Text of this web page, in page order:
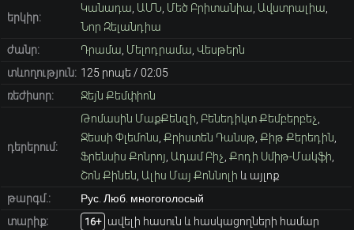
երկիր:
Կանադա ԱՄՆ Մեծ Բրիտանիա Ավստրալիա
Նոր Զելանդիա
ժանր:
Դրամա Մելոդրամա Վեսթերն
տևողություն: 125 րոպե / 02։05
ռեժիսոր:
Ջեյն Քեմփիոն
դերերում:
Թոմասին ՄաքՔենզի Բենեդիկտ Քեմբերբեչ
Ջեսսի Փլեմոնս Քրիստեն Դանսթ, Քիթ Քերեդին
Ֆրենսիս Քոնրոյ Ադամ Բիչ Քոդի Սմիթ-Մակֆի
Շոն Քինեն Ալիս Մայ Քոննոլի և այլոք
թարգմ.:
Рус. Люб. многоголосый
տարիք։
16+
ավելի հասուն և հասկացողների համար